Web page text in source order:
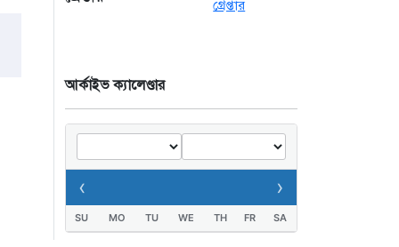
২১ ঘণ্টা আগে
২৩ ঘণ্টা আগে
আর্কাইভ ক্যালেণ্ডার
‹ ›
SU MO TU WE TH FR SA